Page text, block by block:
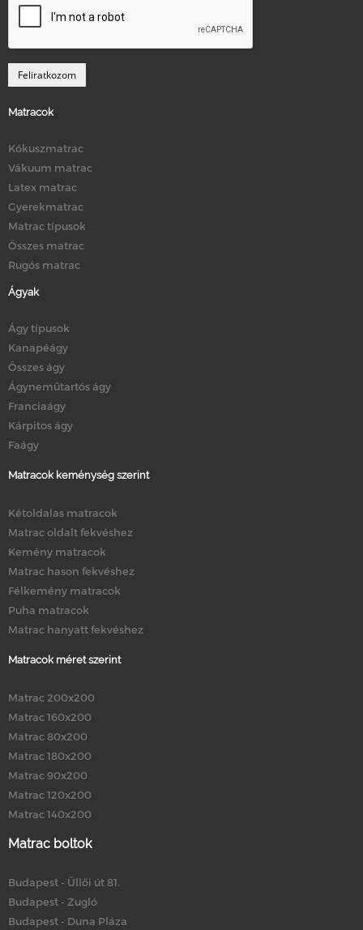
Matracok
Kókuszmatrac
Vákuum matrac
Latex matrac
Gyerekmatrac
Matrac típusok
Összes matrac
Rugós matrac
Ágyak
Ágy típusok
Kanapéágy
Összes ágy
Ágyneműtartós ágy
Franciaágy
Kárpitos ágy
Faágy
Matracok keménység szerint
Kétoldalas matracok
Matrac oldalt fekvéshez
Kemény matracok
Matrac hason fekvéshez
Félkemény matracok
Puha matracok
Matrac hanyatt fekvéshez
Matracok méret szerint
Matrac 200x200
Matrac 160x200
Matrac 80x200
Matrac 180x200
Matrac 90x200
Matrac 120x200
Matrac 140x200
Matrac boltok
Budapest - Üllői út 81.
Budapest - Zugló
Budapest - Duna Pláza